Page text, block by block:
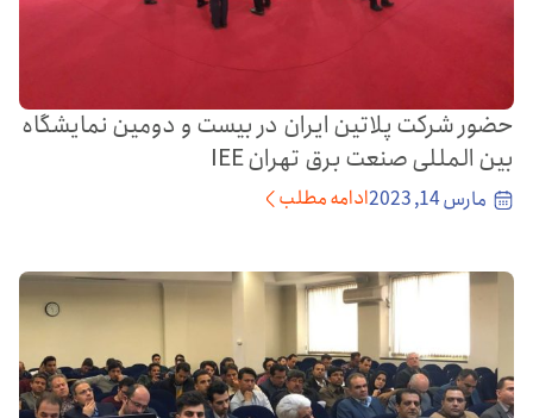
حضور شرکت پلاتین ایران در بیست و دومین نمایشگاه
بین المللی صنعت برق تهران IEE
مارس 14, 2023 ادامه مطلب